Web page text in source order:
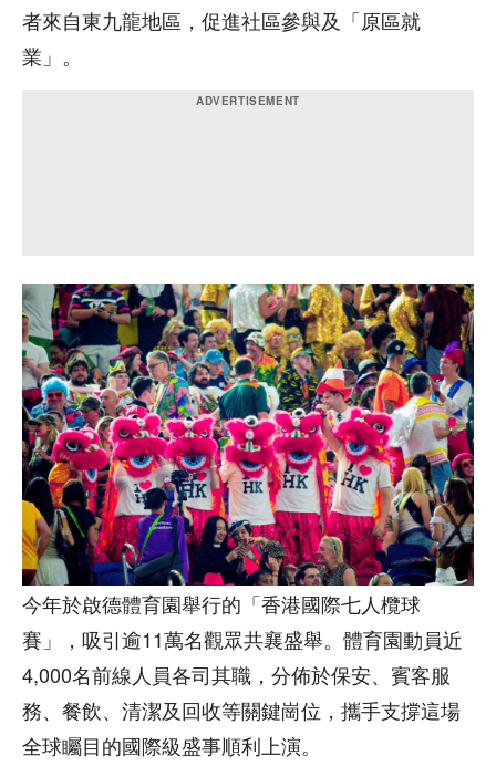
者來自東九龍地區，促進社區參與及「原區就
業」。
今年於啟德體育園舉行的「香港國際七人欖球
賽」，吸引逾11萬名觀眾共襄盛舉。體育園動員近
4,000名前線人員各司其職，分佈於保安、賓客服
務、餐飲、清潔及回收等關鍵崗位，攜手支撐這場
全球矚目的國際級盛事順利上演。